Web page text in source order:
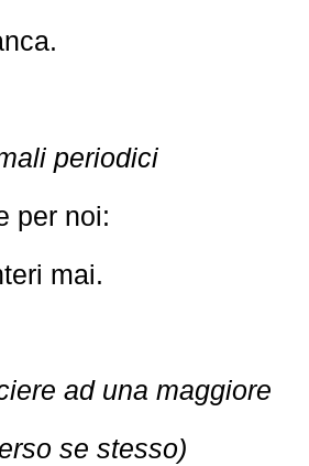
periodici
per noi:
mai.
ad una maggiore
se stesso)